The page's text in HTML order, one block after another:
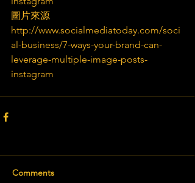
圖片來源
http://www.socialmediatoday.com/soci
al-business/7-ways-your-brand-can-
leverage-multiple-image-posts-
instagram
Comments